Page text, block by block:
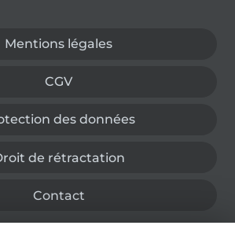
Mentions légales
CGV
des données
de rétractation
Contact